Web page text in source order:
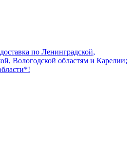
по Ленинградской,
Вологодской областям и Карелии;